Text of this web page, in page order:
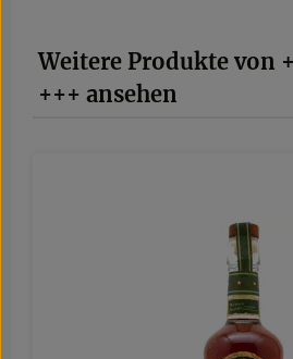
Produktgalerie überspringen
Weitere Produkte von
+++ ansehen